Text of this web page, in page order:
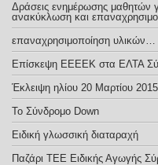
Δράσεις ενημέρωσης μαθητών
ανακύκλωση και
επαναχρησιμοποίηση υλικών…
Επίσκεψη ΕΕΕΕΚ στα ΕΛΤΑ
Έκλειψη ηλίου 20 Μαρτίου 2015
Το Σύνδρομο Down
Ειδική γλωσσική διαταραχή
Παζάρι ΤΕΕ Ειδικής Αγωγής